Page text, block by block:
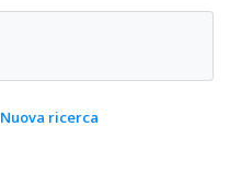
Nuova ricerca